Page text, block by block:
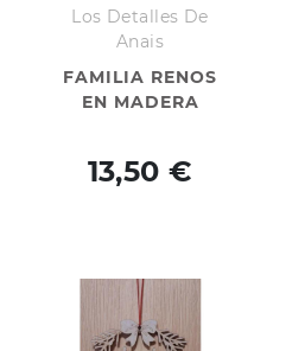
Los Detalles De
Anais
FAMILIA RENOS
EN MADERA
13,50 €